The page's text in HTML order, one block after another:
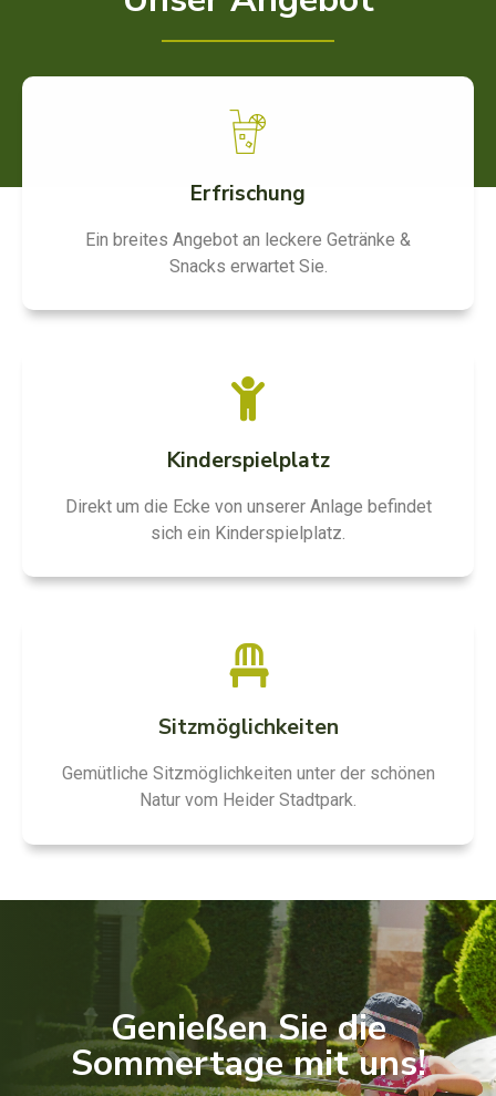
Erfrischung
Ein breites Angebot an leckere Getränke &
Snacks erwartet Sie.
Kinderspielplatz
Direkt um die Ecke von unserer Anlage befindet
sich ein Kinderspielplatz.
Sitzmöglichkeiten
Gemütliche Sitzmöglichkeiten unter der schönen
Natur vom Heider Stadtpark.
Genießen Sie die
Sommertage mit uns!